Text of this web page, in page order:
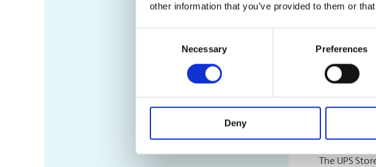
other information that you’ve provided to them or
Necessary Preferences
Deny
Garantie
Nous
la légère.
pourquoi
The UPS